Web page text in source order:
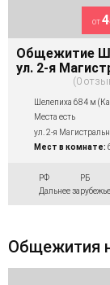
от
Общежитие
ул. 2-я
0
Шелепиха 684 м
Места есть
ул. 2-я
Мест в комнате:
РФ РБ
Дальнее зарубежье
Общежития